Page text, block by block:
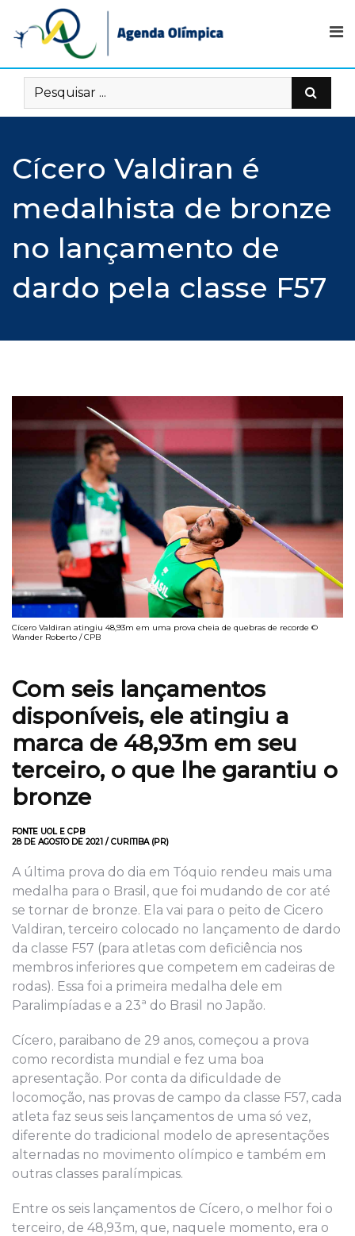
content
Cícero Valdiran é
medalhista de bronze
no lançamento de
dardo pela classe F57
Cícero Valdiran atingiu 48,93m em uma prova cheia de quebras de recorde ©
Wander Roberto / CPB
Com seis lançamentos
disponíveis, ele atingiu a
marca de 48,93m em seu
terceiro, o que lhe garantiu o
bronze
FONTE UOL E CPB
28 DE AGOSTO DE 2021 / CURITIBA (PR)
A última prova do dia em Tóquio rendeu mais uma
medalha para o Brasil, que foi mudando de cor até
se tornar de bronze. Ela vai para o peito de Cicero
Valdiran, terceiro colocado no lançamento de dardo
da classe F57 (para atletas com deficiência nos
membros inferiores que competem em cadeiras de
rodas). Essa foi a primeira medalha dele em
Paralimpíadas e a 23ª do Brasil no Japão.
Cícero, paraibano de 29 anos, começou a prova
como recordista mundial e fez uma boa
apresentação. Por conta da dificuldade de
locomoção, nas provas de campo da classe F57, cada
atleta faz seus seis lançamentos de uma só vez,
diferente do tradicional modelo de apresentações
alternadas no movimento olímpico e também em
outras classes paralímpicas.
Entre os seis lançamentos de Cícero, o melhor foi o
terceiro, de 48,93m, que, naquele momento, era o